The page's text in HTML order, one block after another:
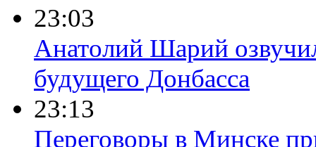
23:03
Анатолий Шарий
будущего Донбасса
23:13
Переговоры в Минске